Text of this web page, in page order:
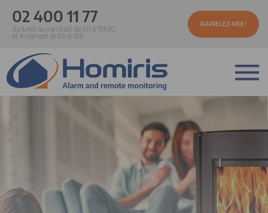
02 400 11 77
du lundi au vendredi de 8h à 19h30
et le samedi de 8h à 18h
RAPPELEZ-MOI !